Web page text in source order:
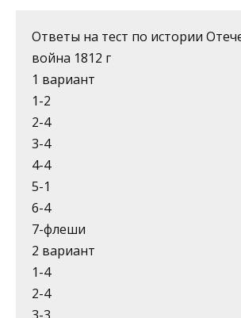
Ответы на тест по истории
война 1812 г
1 вариант
1-2
2-4
3-4
4-4
5-1
6-4
7-флеши
2 вариант
1-4
2-4